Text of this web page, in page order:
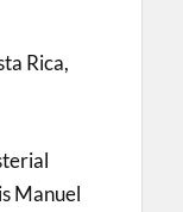
Rica,
Manuel